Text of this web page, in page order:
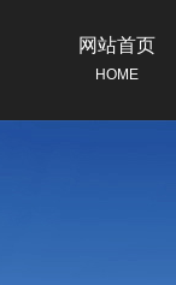
网站首页
HOME